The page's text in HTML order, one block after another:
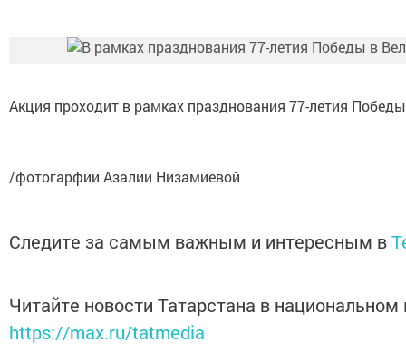
Акция проходит в рамках празднования 77-летия
/фотогарфии Азалии Низамиевой
Следите за самым важным и интересным в
Читайте новости Татарстана в
https://max.ru/tatmedia